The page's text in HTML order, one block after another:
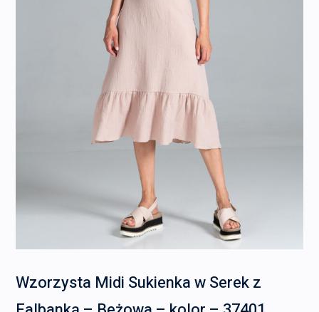
Wzorzysta Midi Sukienka w Serek z